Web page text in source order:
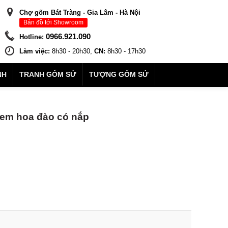
Chợ gốm Bát Tràng - Gia Lâm - Hà Nội
Bản đồ tới Showroom
Hotline: 0966.921.090
Làm việc: 8h30 - 20h30, CN: 8h30 - 17h30
TRANH GỐM SỨ TƯỢNG GỐM SỨ
hoa đào có nắp